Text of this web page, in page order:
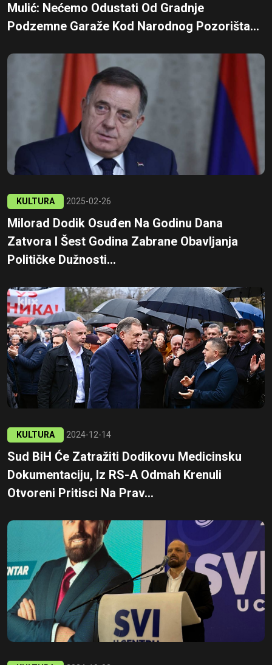
Mulić: Nećemo Odustati Od Gradnje
Podzemne Garaže Kod Narodnog Pozorišta...
KULTURA 2025-02-26
Milorad Dodik Osuđen Na Godinu Dana
Zatvora I Šest Godina Zabrane Obavljanja
Političke Dužnosti...
KULTURA 2024-12-14
Sud BiH Će Zatražiti Dodikovu Medicinsku
Dokumentaciju, Iz RS-A Odmah Krenuli
Otvoreni Pritisci Na Prav...